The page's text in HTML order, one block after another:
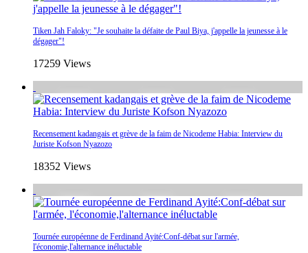
Tiken Jah Faloky: "Je souhaite la défaite de Paul Biya, j'appelle la jeunesse à le
dégager"!
17259 Views
Recensement kadangais et grève de la faim de Nicodeme Habia: Interview du
Juriste Kofson Nyazozo
18352 Views
Tournée européenne de Ferdinand Ayité:Conf-débat sur l'armée,
l'économie,l'alternance inéluctable